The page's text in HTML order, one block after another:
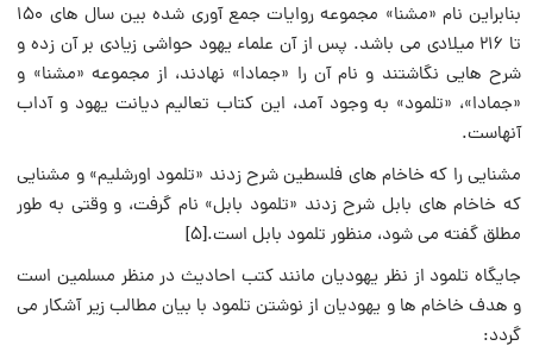
بنابراین نام «مشنا» مجموعه روایات جمع آوری شده بین سال های ۱۵۰
تا ۲۱۶ میلادی می باشد. پس از آن علماء یهود حواشی زیادی بر آن زده و
شرح هایی نگاشتند و نام آن را «جمادا» نهادند، از مجموعه «مشنا» و
«جمادا»، «تلمود» به وجود آمد، این کتاب تعالیم دیانت یهود و آداب
آنهاست.
مشنایی را که خاخام های فلسطین شرح زدند «تلمود اورشلیم» و مشنایی
که خاخام های بابل شرح زدند «تلمود بابل» نام گرفت، و وقتی به طور
مطلق گفته می شود، منظور تلمود بابل است.[۵]
جایگاه تلمود از نظر یهودیان مانند کتب احادیث در منظر مسلمین است
و هدف خاخام ها و یهودیان از نوشتن تلمود با بیان مطالب زیر آشکار می
گردد: